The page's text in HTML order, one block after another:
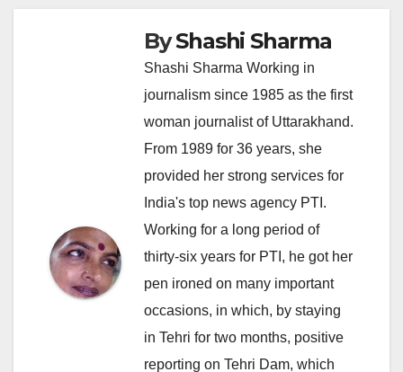
ByShashi Sharma
Shashi Sharma Working in
journalism since 1985 as the first
woman journalist of Uttarakhand.
From 1989 for 36 years, she
provided her strong services for
India's top news agency PTI.
Working for a long period of
thirty-six years for PTI, he got her
pen ironed on many important
occasions, in which, by staying
in Tehri for two months, positive
reporting on Tehri Dam, which